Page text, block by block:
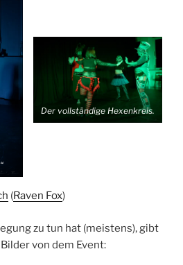
Der vollständige Hexenkreis.
(Raven Fox)
zu tun hat (meistens), gibt
von dem Event: